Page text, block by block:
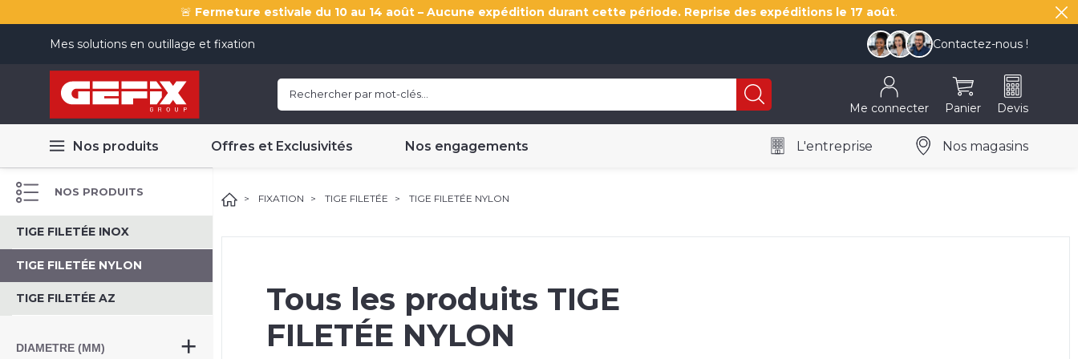
🚨 Fermeture estivale du 10 au 14 août – Aucune expédition durant cette période. Reprise des expéditions le 17 août.
Mes solutions en outillage et fixation Contactez-nous !
Me connecter Panier Devis
Nos produits Offres et Exclusivités Nos engagements L'entreprise Nos magasins
NOS PRODUITS
TIGE FILETÉE INOX
TIGE FILETÉE NYLON
TIGE FILETÉE AZ
DIAMETRE (MM)
FIXATION TIGE FILETÉE TIGE FILETÉE NYLON
Tous les produits TIGE
FILETÉE NYLON